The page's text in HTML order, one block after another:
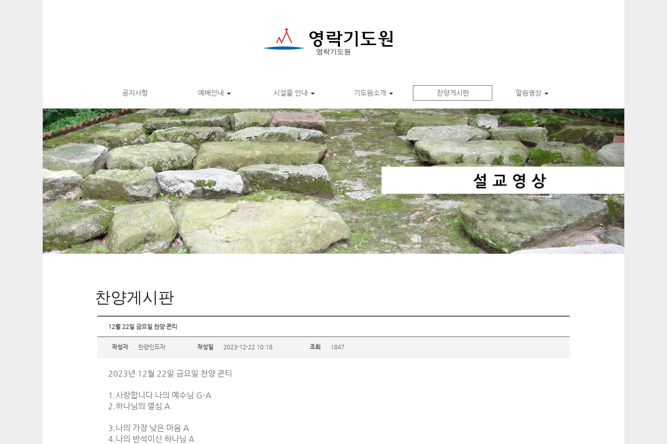
영락기도원
i
n
m
e
n
u
i
p
t
o
c
o
n
t
e
n
t
공지사항 예배안내 시설물 안내 기도원소개 찬양게시판 말씀영상
찬양게시판
12월 22일 금요일 찬양 콘티
작성자 찬양인도자 작성일 2023-12-22 10:18 조회 1847
2023년 12월 22일 금요일 찬양 콘티
1.사랑합니다 나의 예수님 G-A
2.하나님의 열심 A
3.나의 가장 낮은 마음 A
4.나의 반석이신 하나님 A